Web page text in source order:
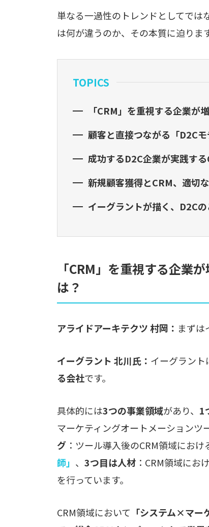
単なる一過性のトレンドとしてでは
は何が違うのか、その本質に迫ります
TOPICS
「CRM」を重視する企業が
顧客と直接つながる「D2C
成功するD2C企業が実践す
新規顧客獲得とCRM、適切
イーグラントが描く、D2C
「CRM」を重視する企業
は？
アライドアーキテクツ 村岡： まずは
イーグラント 北川氏： イーグラント
る会社です。
具体的には3つの事業領域があり、 1
マーケティングオートメーションツ
グ ：ツール導入後のCRM領域にお
師」 、 3つ目は人材 ：CRM領域にお
を行っています。
CRM領域において 「システム×マー